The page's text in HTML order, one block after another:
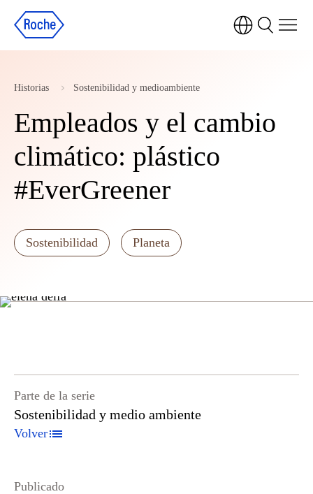
Historias Sostenibilidad y medioambiente
Empleados y el cambio
climático: plástico
#EverGreener
Sostenibilidad Planeta
Parte de la serie
Sostenibilidad y medio ambiente
Volver
Publicado